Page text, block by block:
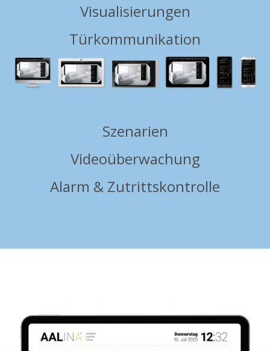
Visualisierungen
Türkommunikation
Szenarien
Videoüberwachung
Alarm & Zutrittskontrolle